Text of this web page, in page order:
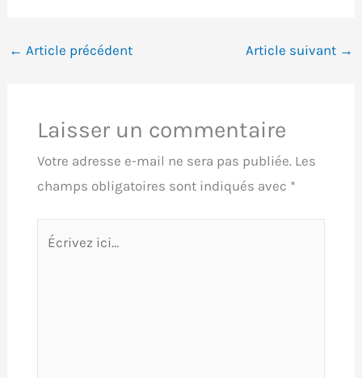
← Article précédent Article suivant →
Laisser un commentaire
Votre adresse e-mail ne sera pas publiée. Les
champs obligatoires sont indiqués avec *
Écrivez